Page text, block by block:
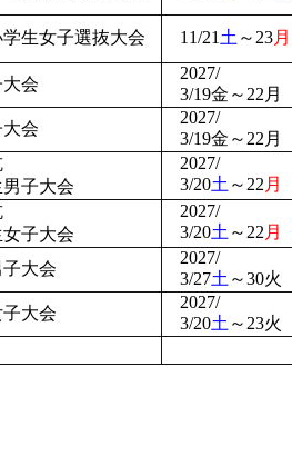
生女子選抜大会 11/21 土 ～23月
会
2027/
3/19金～22月
会
2027/
3/19金～22月
子大会
2027/
3/20土 ～22 月
子大会
2027/
3/20土 ～22 月
大会
2027/
3/27土 ～30火
大会
2027/
3/20土 ～23火